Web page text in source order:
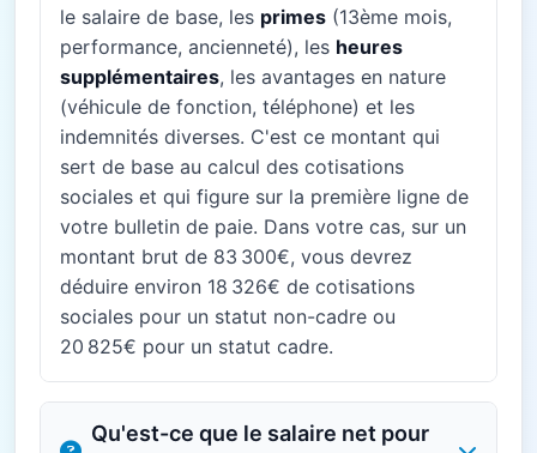
le salaire de base, les primes (13ème mois,
performance, ancienneté), les heures
supplémentaires, les avantages en nature
(véhicule de fonction, téléphone) et les
indemnités diverses. C'est ce montant qui
sert de base au calcul des cotisations
sociales et qui figure sur la première ligne de
votre bulletin de paie. Dans votre cas, sur un
montant brut de 83 300€, vous devrez
déduire environ 18 326€ de cotisations
sociales pour un statut non-cadre ou
20 825€ pour un statut cadre.
Qu'est-ce que le salaire net pour